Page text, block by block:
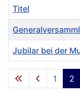
Beiträge
Titel
Jubilar bei der
1 2